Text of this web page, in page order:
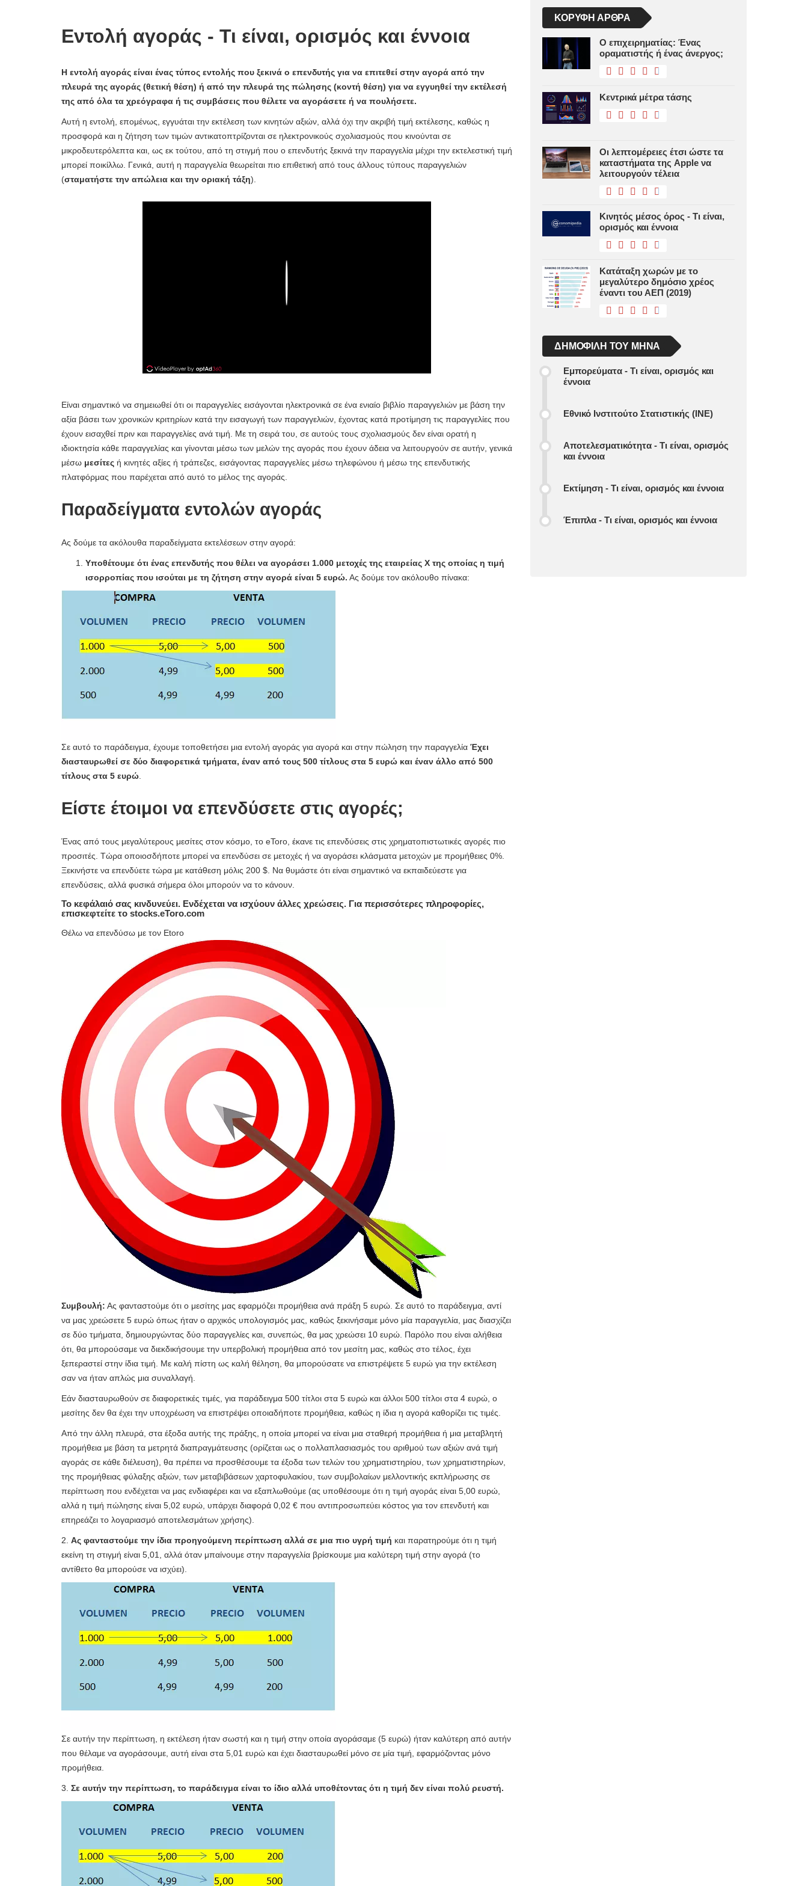
Εντολή αγοράς - Τι είναι, ορισμός και έννοια
Η εντολή αγοράς είναι ένας τύπος εντολής που ξεκινά ο επενδυτής για να επιτεθεί στην αγορά από την
πλευρά της αγοράς (θετική θέση) ή από την πλευρά της πώλησης (κοντή θέση) για να εγγυηθεί την εκτέλεσή
της από όλα τα χρεόγραφα ή τις συμβάσεις που θέλετε να αγοράσετε ή να πουλήσετε.
Αυτή η εντολή, επομένως, εγγυάται την εκτέλεση των κινητών αξιών, αλλά όχι την ακριβή τιμή εκτέλεσης, καθώς η
προσφορά και η ζήτηση των τιμών αντικατοπτρίζονται σε ηλεκτρονικούς σχολιασμούς που κινούνται σε
μικροδευτερόλεπτα και, ως εκ τούτου, από τη στιγμή που ο επενδυτής ξεκινά την παραγγελία μέχρι την εκτελεστική τιμή
μπορεί ποικίλλω. Γενικά, αυτή η παραγγελία θεωρείται πιο επιθετική από τους άλλους τύπους παραγγελιών
(σταματήστε την απώλεια και την οριακή τάξη).
Είναι σημαντικό να σημειωθεί ότι οι παραγγελίες εισάγονται ηλεκτρονικά σε ένα ενιαίο βιβλίο παραγγελιών με βάση την
αξία βάσει των χρονικών κριτηρίων κατά την εισαγωγή των παραγγελιών, έχοντας κατά προτίμηση τις παραγγελίες που
έχουν εισαχθεί πριν και παραγγελίες ανά τιμή. Με τη σειρά του, σε αυτούς τους σχολιασμούς δεν είναι ορατή η
ιδιοκτησία κάθε παραγγελίας και γίνονται μέσω των μελών της αγοράς που έχουν άδεια να λειτουργούν σε αυτήν, γενικά
μέσω μεσίτες ή κινητές αξίες ή τράπεζες, εισάγοντας παραγγελίες μέσω τηλεφώνου ή μέσω της επενδυτικής
πλατφόρμας που παρέχεται από αυτό το μέλος της αγοράς.
Παραδείγματα εντολών αγοράς
Ας δούμε τα ακόλουθα παραδείγματα εκτελέσεων στην αγορά:
Υποθέτουμε ότι ένας επενδυτής που θέλει να αγοράσει 1.000 μετοχές της εταιρείας X της οποίας η τιμή
ισορροπίας που ισούται με τη ζήτηση στην αγορά είναι 5 ευρώ. Ας δούμε τον ακόλουθο πίνακα:
Σε αυτό το παράδειγμα, έχουμε τοποθετήσει μια εντολή αγοράς για αγορά και στην πώληση την παραγγελία Έχει
διασταυρωθεί σε δύο διαφορετικά τμήματα, έναν από τους 500 τίτλους στα 5 ευρώ και έναν άλλο από 500
τίτλους στα 5 ευρώ
Είστε έτοιμοι να επενδύσετε στις αγορές;
Ένας από τους μεγαλύτερους μεσίτες στον κόσμο, το eToro, έκανε τις επενδύσεις στις χρηματοπιστωτικές αγορές πιο
προσιτές. Τώρα οποιοσδήποτε μπορεί να επενδύσει σε μετοχές ή να αγοράσει κλάσματα μετοχών με προμήθειες 0%.
Ξεκινήστε να επενδύετε τώρα με κατάθεση μόλις 200 $. Να θυμάστε ότι είναι σημαντικό να εκπαιδεύεστε για
επενδύσεις, αλλά φυσικά σήμερα όλοι μπορούν να το κάνουν.
Το κεφάλαιό σας κινδυνεύει. Ενδέχεται να ισχύουν άλλες χρεώσεις. Για περισσότερες πληροφορίες,
επισκεφτείτε το stocks.eToro.com
Θέλω να επενδύσω με τον Etoro
Συμβουλή: Ας φανταστούμε ότι ο μεσίτης μας εφαρμόζει προμήθεια ανά πράξη 5 ευρώ. Σε αυτό το παράδειγμα, αντί
να μας χρεώσετε 5 ευρώ όπως ήταν ο αρχικός υπολογισμός μας, καθώς ξεκινήσαμε μόνο μία παραγγελία, μας διασχίζει
σε δύο τμήματα, δημιουργώντας δύο παραγγελίες και, συνεπώς, θα μας χρεώσει 10 ευρώ. Παρόλο που είναι αλήθεια
ότι, θα μπορούσαμε να διεκδικήσουμε την υπερβολική προμήθεια από τον μεσίτη μας, καθώς στο τέλος, έχει
ξεπεραστεί στην ίδια τιμή. Με καλή πίστη ως καλή θέληση, θα μπορούσατε να επιστρέψετε 5 ευρώ για την εκτέλεση
σαν να ήταν απλώς μια συναλλαγή.
Εάν διασταυρωθούν σε διαφορετικές τιμές, για παράδειγμα 500 τίτλοι στα 5 ευρώ και άλλοι 500 τίτλοι στα 4 ευρώ, ο
μεσίτης δεν θα έχει την υποχρέωση να επιστρέψει οποιαδήποτε προμήθεια, καθώς η ίδια η αγορά καθορίζει τις τιμές.
Από την άλλη πλευρά, στα έξοδα αυτής της πράξης, η οποία μπορεί να είναι μια σταθερή προμήθεια ή μια μεταβλητή
προμήθεια με βάση τα μετρητά διαπραγμάτευσης (ορίζεται ως ο πολλαπλασιασμός του αριθμού των αξιών ανά τιμή
αγοράς σε κάθε διέλευση), θα πρέπει να προσθέσουμε τα έξοδα των τελών του χρηματιστηρίου, των χρηματιστηρίων,
της προμήθειας φύλαξης αξιών, των μεταβιβάσεων χαρτοφυλακίου, των συμβολαίων μελλοντικής εκπλήρωσης σε
περίπτωση που ενδέχεται να μας ενδιαφέρει και να εξαπλωθούμε (ας υποθέσουμε ότι η τιμή αγοράς είναι 5,00 ευρώ,
αλλά η τιμή πώλησης είναι 5,02 ευρώ, υπάρχει διαφορά 0,02 € που αντιπροσωπεύει κόστος για τον επενδυτή και
επηρεάζει το λογαριασμό αποτελεσμάτων χρήσης).
2. Ας φανταστούμε την ίδια προηγούμενη περίπτωση αλλά σε μια πιο υγρή τιμή και παρατηρούμε ότι η τιμή
εκείνη τη στιγμή είναι 5,01, αλλά όταν μπαίνουμε στην παραγγελία βρίσκουμε μια καλύτερη τιμή στην αγορά (το
αντίθετο θα μπορούσε να ισχύει).
Σε αυτήν την περίπτωση, η εκτέλεση ήταν σωστή και η τιμή στην οποία αγοράσαμε (5 ευρώ) ήταν καλύτερη από αυτήν
που θέλαμε να αγοράσουμε, αυτή είναι στα 5,01 ευρώ και έχει διασταυρωθεί μόνο σε μία τιμή, εφαρμόζοντας μόνο
προμήθεια.
3. Σε αυτήν την περίπτωση, το παράδειγμα είναι το ίδιο αλλά υποθέτοντας ότι η τιμή δεν είναι πολύ ρευστή.
ΚΟΡΥΦΉ ΆΡΘΡΑ
Ο επιχειρηματίας: Ένας
οραματιστής ή ένας άνεργος;
Κεντρικά μέτρα τάσης
Οι λεπτομέρειες έτσι ώστε τα
καταστήματα της Apple να
λειτουργούν τέλεια
Κινητός μέσος όρος - Τι είναι,
ορισμός και έννοια
Κατάταξη χωρών με το
μεγαλύτερο δημόσιο χρέος
έναντι του ΑΕΠ (2019)
ΔΗΜΟΦΙΛΉ ΤΟΥ ΜΉΝΑ
Εμπορεύματα - Τι είναι, ορισμός και
έννοια
Εθνικό Ινστιτούτο Στατιστικής (ΙΝΕ)
Αποτελεσματικότητα - Τι είναι, ορισμός
και έννοια
Εκτίμηση - Τι είναι, ορισμός και έννοια
Έπιπλα - Τι είναι, ορισμός και έννοια